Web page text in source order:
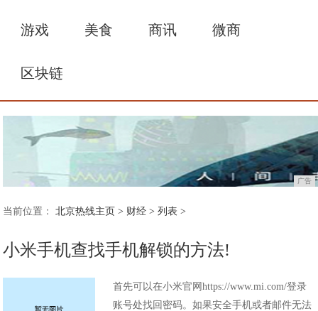
游戏 美食 商讯 微商
区块链
广告
当前位置： 北京热线主页 > 财经 > 列表 >
小米手机查找手机解锁的方法!
首先可以在小米官网https://www.mi.com/登录
账号处找回密码。如果安全手机或者邮件无法